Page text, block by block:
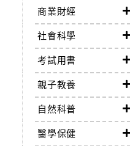
商業財經
社會科學
考試用書
親子教養
自然科普
醫學保健